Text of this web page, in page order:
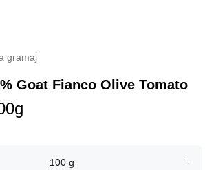
gramaj
Goat Fianco Olive Tomato